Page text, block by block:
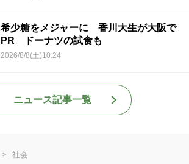
希少糖をメジャーに 香川大生が大阪で
PR ドーナツの試食も
2026/8/8(土)10:24
ニュース記事一覧
社会